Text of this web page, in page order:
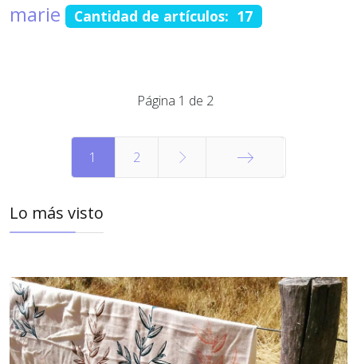
marie Cantidad de artículos: 17
Página 1 de 2
1 2
Lo más visto